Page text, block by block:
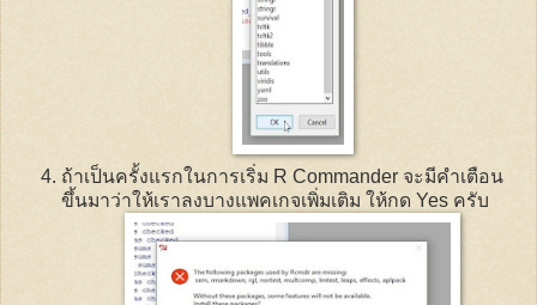
ถ้าเป็นครั้งแรกในการเริ่ม R Commander จะมีคำเตือน
ขึ้นมาว่าให้เราลงบางแพคเกจเพิ่มเติม ให้กด Yes ครับ